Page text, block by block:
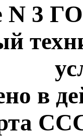
N 3
в